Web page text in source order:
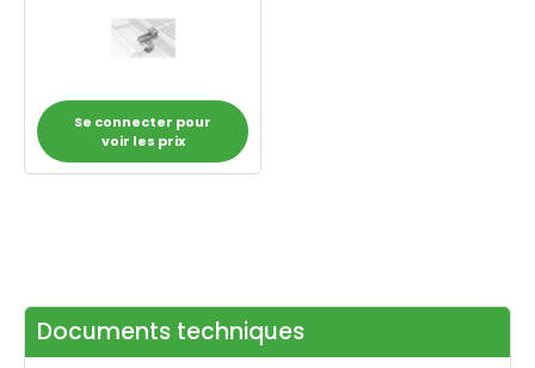
Se connecter pour
voir les prix
Documents techniques